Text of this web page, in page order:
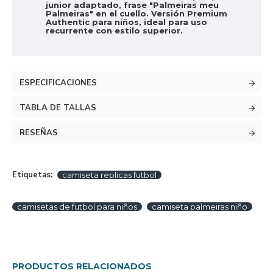
junior adaptado, frase "Palmeiras meu
Palmeiras" en el cuello. Versión Premium
Authentic para niños, ideal para uso
recurrente con estilo superior.
ESPECIFICACIONES
TABLA DE TALLAS
RESEÑAS
Etiquetas: camiseta replicas futbol
camisetas de futbol para niños camiseta palmeiras niño
PRODUCTOS RELACIONADOS